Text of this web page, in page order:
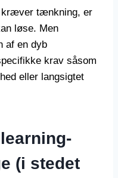
kræver tænkning, er
løse. Men
af en dyb
krav såsom
eller langsigtet
(i stedet